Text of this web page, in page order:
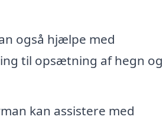
også hjælpe med
til opsætning af hegn og
kan assistere med